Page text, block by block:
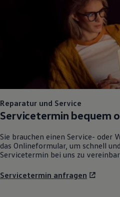
Bulli Magazin
Fahrzeugabholung ab
Reparatur und Service
Servicetermin bequem
Sie brauchen einen Service- oder
das Onlineformular, um schnell
Servicetermin bei uns zu
Servicetermin anfragen